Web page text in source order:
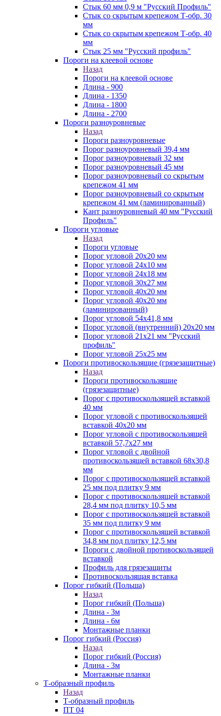
Стык 60 мм 0,9 м "Русский Профиль"
Стык со скрытым крепежом Т-обр. 30
мм
Стык со скрытым крепежом Т-обр. 40
мм
Стык 25 мм "Русский профиль"
Пороги на клеевой основе
Назад
Пороги на клеевой основе
Длина - 900
Длина - 1350
Длина - 1800
Длина - 2700
Пороги разноуровневые
Назад
Пороги разноуровневые
Порог разноуровневый 39,4 мм
Порог разноуровневый 32 мм
Порог разноуровневый 45 мм
Порог разноуровневый со скрытым
крепежом 41 мм
Порог разноуровневый со скрытым
крепежом 41 мм (ламинированный)
Кант разноуровневый 40 мм "Русский
Профиль"
Пороги угловые
Назад
Пороги угловые
Порог угловой 20х20 мм
Порог угловой 24х10 мм
Порог угловой 24х18 мм
Порог угловой 30х27 мм
Порог угловой 40х20 мм
Порог угловой 40х20 мм
(ламинированный)
Порог угловой 54х41,8 мм
Порог угловой (внутренний) 20х20 мм
Порог угловой 21х21 мм "Русский
профиль"
Порог угловой 25х25 мм
Пороги противоскользящие (грязезащитные)
Назад
Пороги противоскользящие
(грязезащитные)
Порог с противоскользящей вставкой
40 мм
Порог угловой с противоскользящей
вставкой 40х20 мм
Порог угловой с противоскользящей
вставкой 57,7х27 мм
Порог угловой с двойной
противоскользящей вставкой 68х30,8
мм
Порог с противоскользящей вставкой
25 мм под плитку 9 мм
Порог с противоскользящей вставкой
28,4 мм под плитку 10,5 мм
Порог с противоскользящей вставкой
35 мм под плитку 9 мм
Порог с противоскользящей вставкой
34,8 мм под плитку 12,5 мм
Пороги с двойной противоскользящей
вставкой
Профиль для грязезащиты
Противоскользящая вставка
Порог гибкий (Польша)
Назад
Порог гибкий (Польша)
Длина - 3м
Длина - 6м
Монтажные планки
Порог гибкий (Россия)
Назад
Порог гибкий (Россия)
Длина - 3м
Монтажные планки
Т-образный профиль
Назад
Т-образный профиль
ПТ 04